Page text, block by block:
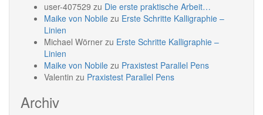
user-407529 zu Die erste praktische Arbeit…
Maike von Nobile zu Erste Schritte Kalligraphie –
Linien
Michael Wörner zu Erste Schritte Kalligraphie –
Linien
Maike von Nobile zu Praxistest Parallel Pens
Valentin zu Praxistest Parallel Pens
Archiv